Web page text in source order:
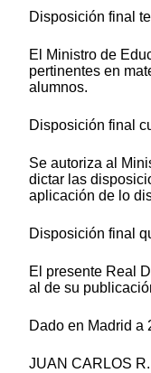
Disposición final
El Ministro de
pertinentes en
alumnos.
Disposición final
Se autoriza al
dictar las
aplicación de lo
Disposición final
El presente Real
al de su
Dado en Madrid a
JUAN CARLOS R.